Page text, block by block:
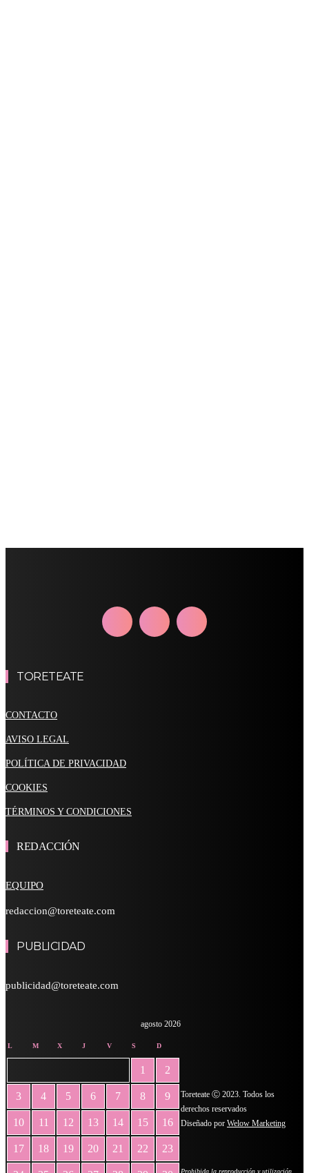
TORETEATE
CONTACTO
AVISO LEGAL
POLÍTICA DE PRIVACIDAD
COOKIES
TÉRMINOS Y CONDICIONES
REDACCIÓN
EQUIPO
redaccion@toreteate.com
PUBLICIDAD
publicidad@toreteate.com
agosto 2026
L M X J V S D
1 2
3 4 5 6 7 8 9
10 11 12 13 14 15 16
17 18 19 20 21 22 23
Toreteate Ⓒ 2023. Todos los
derechos reservados
Diseñado por Welow Marketing